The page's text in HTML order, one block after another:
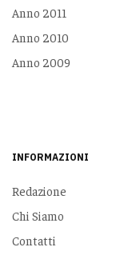
Anno 2011
Anno 2010
Anno 2009
INFORMAZIONI
Redazione
Chi Siamo
Contatti